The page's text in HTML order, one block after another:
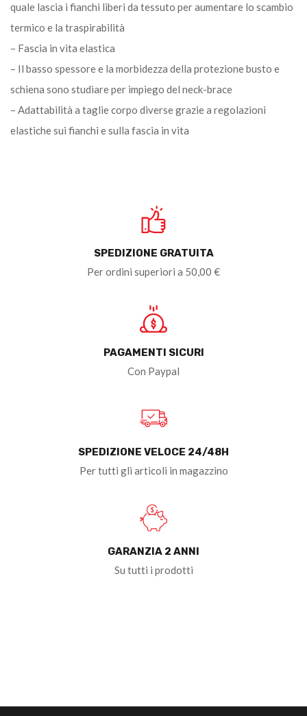
quale lascia i fianchi liberi da tessuto per aumentare lo scambio
termico e la traspirabilità
– Fascia in vita elastica
– Il basso spessore e la morbidezza della protezione busto e
schiena sono studiare per impiego del neck-brace
– Adattabilità a taglie corpo diverse grazie a regolazioni
elastiche sui fianchi e sulla fascia in vita
SPEDIZIONE GRATUITA
Per ordini superiori a 50,00 €
PAGAMENTI SICURI
Con Paypal
SPEDIZIONE VELOCE 24/48H
Per tutti gli articoli in magazzino
GARANZIA 2 ANNI
Su tutti i prodotti